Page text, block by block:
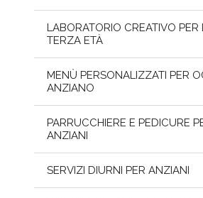
LABORATORIO CREATIVO PER
TERZA ETÀ
MENÙ PERSONALIZZATI PER
ANZIANO
PARRUCCHIERE E PEDICURE
ANZIANI
SERVIZI DIURNI PER ANZIANI